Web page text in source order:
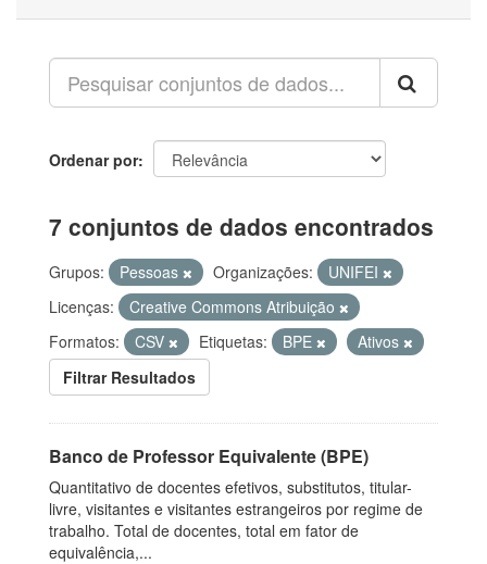
Ordenar por
7 conjuntos de dados encontrados
Grupos: Pessoas Organizações:
UNIFEI
Licenças:
Creative Commons Atribuição
Formatos:
CSV Etiquetas: BPE
Ativos
Filtrar Resultados
Banco de Professor Equivalente (BPE)
Quantitativo de docentes efetivos, substitutos, titular-
livre, visitantes e visitantes estrangeiros por regime de
trabalho. Total de docentes, total em fator de
equivalência,...